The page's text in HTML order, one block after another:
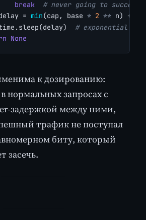
break
# never going to
=
min(cap, base * 2 ** n) +
# exponential
None
к дозированию:
нормальных запросах с
задержкой между ними,
трафик не поступал
биту, который
засечь.